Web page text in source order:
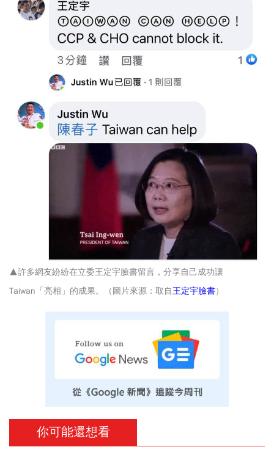
▲許多網友紛紛在立委王定宇臉書留言，分享自己成功讓
Taiwan「亮相」的成果。（圖片來源：取自王定宇臉書）
你可能還想看